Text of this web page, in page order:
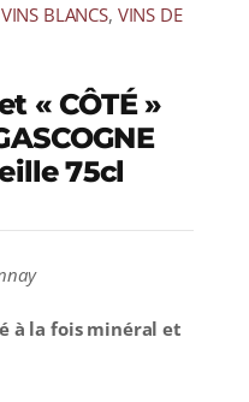
VINS BLANCS, VINS DE
« CÔTÉ »
75cl
à la fois minéral et